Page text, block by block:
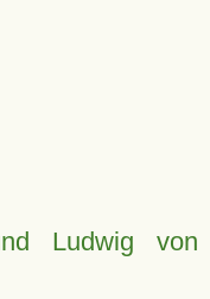
Ludwig von